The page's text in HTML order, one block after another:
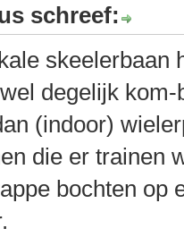
schreef:
skeelerbaan
degelijk
(indoor)
die er trainen
bochten op